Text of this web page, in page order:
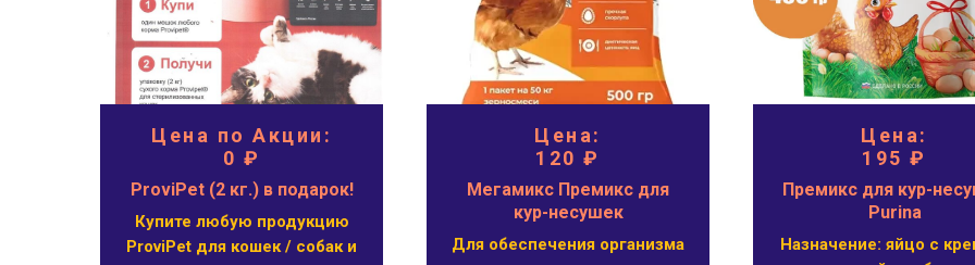
Цена по Акции:
0 ₽
ProviPet (2 кг.) в подарок!
Купите любую продукцию
ProviPet для кошек / собак и
Цена:
120 ₽
Мегамикс Премикс для
кур-несушек
Для обеспечения организма
Цена:
195 ₽
Премикс для кур-
Purina
Назначение: яйцо с